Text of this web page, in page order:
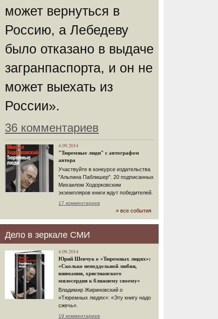
может вернуться в
Россию, а Лебедеву
было отказано в выдаче
загранпаспорта, и он не
может выехать из
России».
36 комментариев
4.09.2014
"Тюремные люди" с автографом
автора
Участвуйте в конкурсе издательства
"Альпина Паблишер". 20 подписанных
Михаилом Ходорковским
экземпляров книги ждут победителей.
17 комментариев
» все события
Дело в зеркале СМИ
4.09.2014
Юрий Шевчук о «Тюремных людях»:
«Сколько неподдельной любви,
внимания, христианского
милосердия к ближнему своему»
Владимир Жириновский о
«Тюремных людях»: «Эту книгу надо
сжечь».
19 комментариев